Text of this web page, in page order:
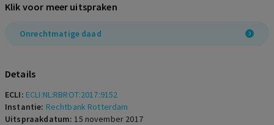
aangesproken bestuurder ter
onderbouwing van zijn verweer niet
vennootschap niet in staat was te
betalen.
Klik voor meer uitspraken
Onrechtmatige daad
Details
ECLI: ECLI:NL:RBROT:2017:9152
Instantie: Rechtbank Rotterdam
Uitspraakdatum:15 november 2017